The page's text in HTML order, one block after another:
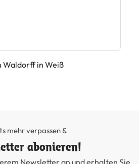
Waldorff in Weiß
mehr verpassen &
abonieren!
Newsletter an und erhalten Sie